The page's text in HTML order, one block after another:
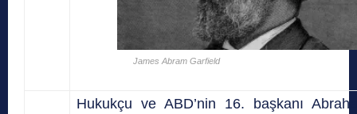
James Abram Garfield
Hukukçu ve ABD’nin 16. başkanı